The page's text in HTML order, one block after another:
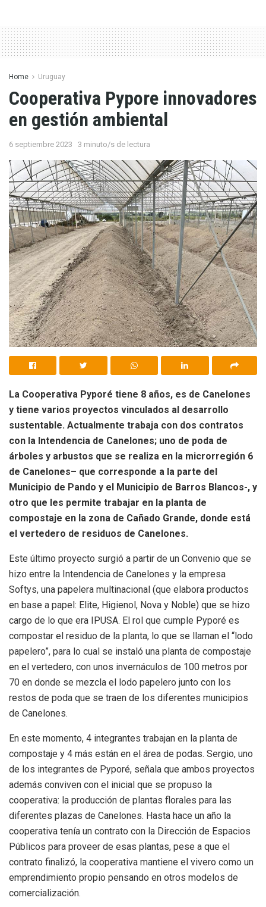
Home Uruguay
Cooperativa Pypore innovadores
en gestión ambiental
6 septiembre 2023 3 minuto/s de lectura
La Cooperativa Pyporé tiene 8 años, es de Canelones
y tiene varios proyectos vinculados al desarrollo
sustentable. Actualmente trabaja con dos contratos
con la Intendencia de Canelones; uno de poda de
árboles y arbustos que se realiza en la microrregión 6
de Canelones– que corresponde a la parte del
Municipio de Pando y el Municipio de Barros Blancos-, y
otro que les permite trabajar en la planta de
compostaje en la zona de Cañado Grande, donde está
el vertedero de residuos de Canelones.
Este último proyecto surgió a partir de un Convenio que se
hizo entre la Intendencia de Canelones y la empresa
Softys, una papelera multinacional (que elabora productos
en base a papel: Elite, Higienol, Nova y Noble) que se hizo
cargo de lo que era IPUSA. El rol que cumple Pyporé es
compostar el residuo de la planta, lo que se llaman el “lodo
papelero”, para lo cual se instaló una planta de compostaje
en el vertedero, con unos invernáculos de 100 metros por
70 en donde se mezcla el lodo papelero junto con los
restos de poda que se traen de los diferentes municipios
de Canelones.
En este momento, 4 integrantes trabajan en la planta de
compostaje y 4 más están en el área de podas. Sergio, uno
de los integrantes de Pyporé, señala que ambos proyectos
además conviven con el inicial que se propuso la
cooperativa: la producción de plantas florales para las
diferentes plazas de Canelones. Hasta hace un año la
cooperativa tenía un contrato con la Dirección de Espacios
Públicos para proveer de esas plantas, pese a que el
contrato finalizó, la cooperativa mantiene el vivero como un
emprendimiento propio pensando en otros modelos de
comercialización.